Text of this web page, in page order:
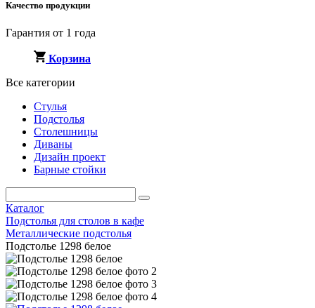
Качество продукции
Гарантия от 1 года
Корзина
Все категории
Стулья
Подстолья
Столешницы
Диваны
Дизайн проект
Барные стойки
Каталог
Подстолья для столов в кафе
Металлические подстолья
Подстолье 1298 белое